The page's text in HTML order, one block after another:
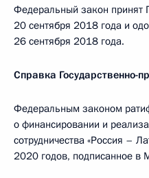
Федеральный закон принят
20 сентября 2018 года и
26 сентября 2018 года.
Справка Государственно-
Федеральным законом
о финансировании и
сотрудничества «Россия –
2020 годов, подписанное в